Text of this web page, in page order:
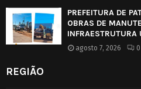
PREFEITURA DE
OBRAS DE
INFRAESTRUTURA
agosto 7, 2026 0
REGIÃO